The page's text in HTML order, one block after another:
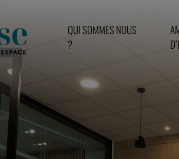
QUI SOMMES NOUS
?